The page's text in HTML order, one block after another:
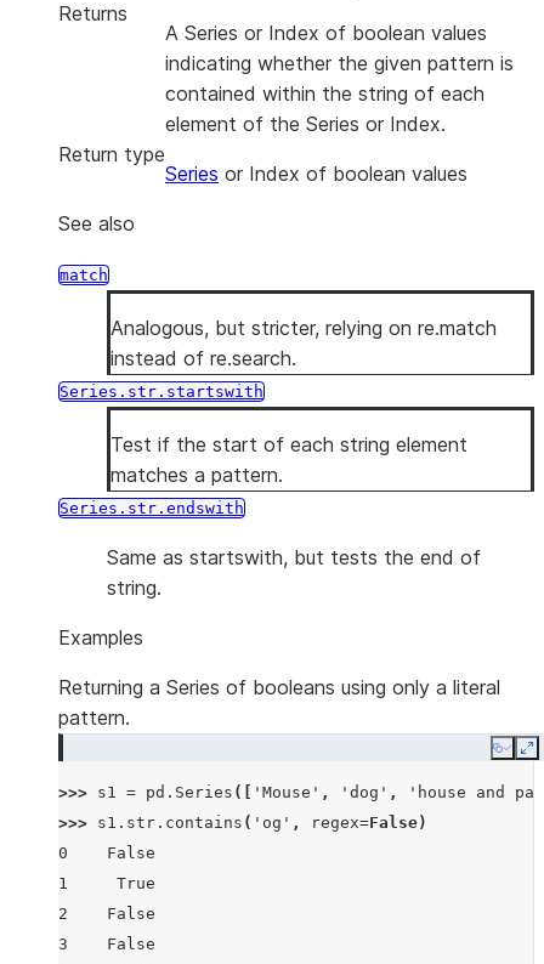
Returns
A Series or Index of boolean values
indicating whether the given pattern is
contained within the string of each
element of the Series or Index.
Return type
Series or Index of boolean values
See also
match
Analogous, but stricter, relying on re.match
instead of re.search.
Series.str.startswith
Test if the start of each string element
matches a pattern.
Series.str.endswith
Same as startswith, but tests the end of
string.
Examples
Returning a Series of booleans using only a literal
pattern.
Copy
>>> s1 = pd . Series ([ 'Mouse' , 'dog' ,
'house and
>>> s1 . str . contains ( 'og' , regex=False)
0    False
1     True
2    False
3    False